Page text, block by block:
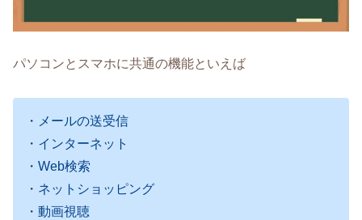
パソコンとスマホに共通の機能といえば
・メールの送受信
・インターネット
・Web検索
・ネットショッピング
・動画視聴